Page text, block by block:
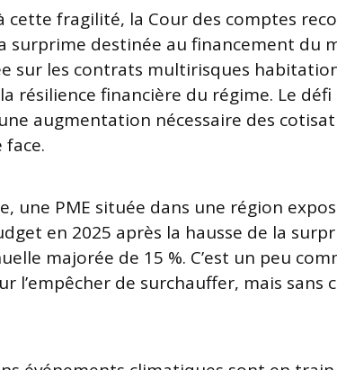
cette fragilité, la Cour des comptes
surprime destinée au financement du
sur les contrats multirisques
résilience financière du régime. Le
augmentation nécessaire des
face.
une PME située dans une région
en 2025 après la hausse de la
majorée de 15 %. C’est un peu
l’empêcher de surchauffer, mais sans